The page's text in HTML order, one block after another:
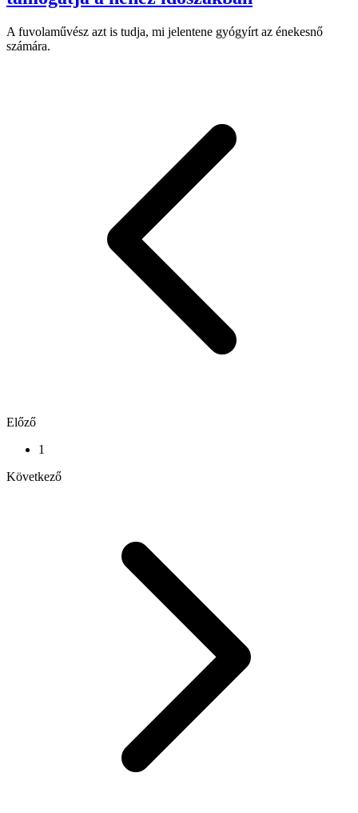
A fuvolaművész azt is tudja, mi jelentene gyógyírt az énekesnő
számára.
Előző
1
Következő